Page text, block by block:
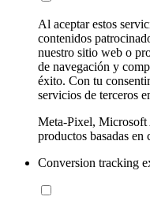
Al aceptar estos
contenidos
nuestro sitio web o
de navegación y
éxito. Con tu
servicios de terceros
Meta-Pixel, Microsoft
productos basadas
Conversion tracking